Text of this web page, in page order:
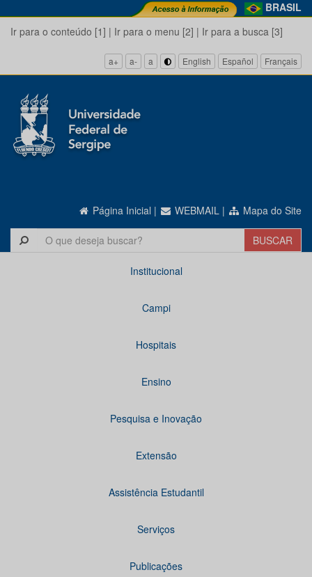
BRASIL
Ir para o conteúdo [1] | Ir para o menu [2] | Ir para a busca [3]
a+ a- a English Español Français
Página Inicial | WEBMAIL | Mapa do Site
Institucional
Campi
Hospitais
Ensino
Pesquisa e Inovação
Extensão
Assistência Estudantil
Serviços
Publicações